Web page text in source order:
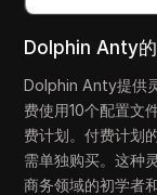
Dolphin Anty
Dolphin Anty提供
费使用10个配置文
费计划。付费计划
需单独购买。这种
商务领域的初学者